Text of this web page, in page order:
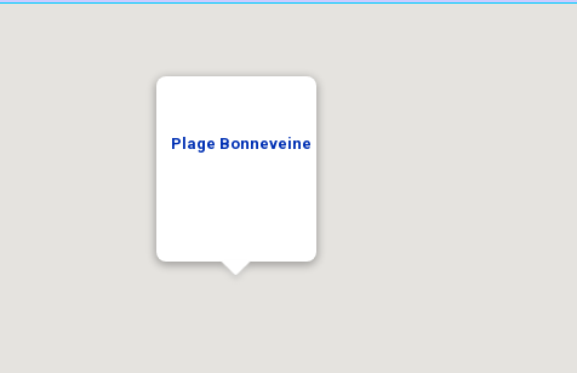
Plage Bonneveine